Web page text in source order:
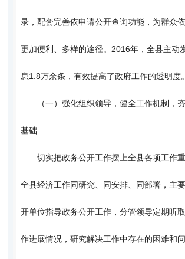
录，配套完善依申请公开查询功能，为群众
更加便利、多样的途径。2016年，全县主动
息1.8万余条，有效提高了政府工作的透明度
（一）强化组织领导，健全工作机制，
基础
切实把政务公开工作摆上全县各项工作重
全县经济工作同研究、同安排、同部署，主
开单位指导政务公开工作，分管领导定期听
作进展情况，研究解决工作中存在的困难和